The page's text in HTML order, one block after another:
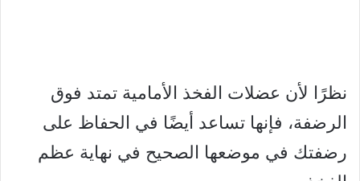
نظرًا لأن عضلات الفخذ الأمامية تمتد فوق
الرضفة، فإنها تساعد أيضًا في الحفاظ على
رضفتك في موضعها الصحيح في نهاية عظم